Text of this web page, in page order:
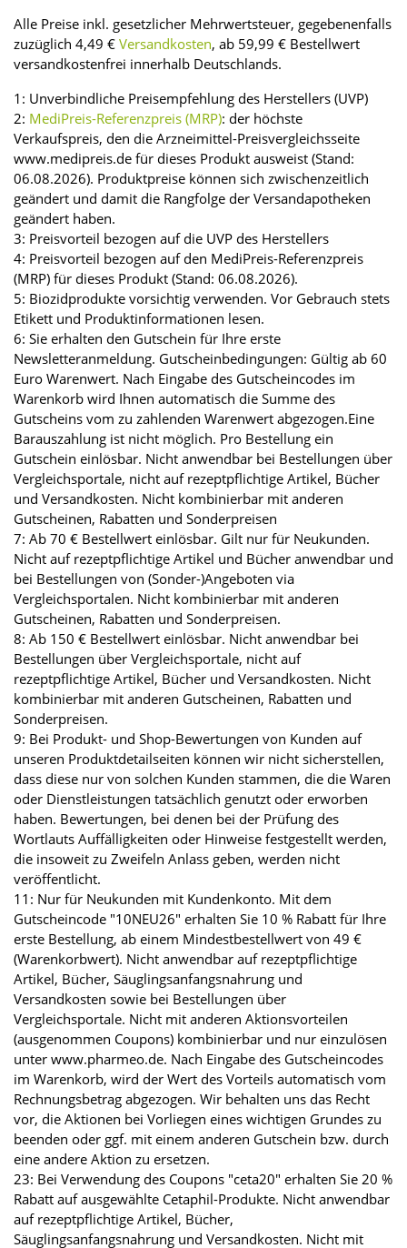
Alle Preise inkl. gesetzlicher Mehrwertsteuer, gegebenenfalls
zuzüglich 4,49 € Versandkosten, ab 59,99 € Bestellwert
versandkostenfrei innerhalb Deutschlands.
1: Unverbindliche Preisempfehlung des Herstellers (UVP)
2: MediPreis-Referenzpreis (MRP): der höchste
Verkaufspreis, den die Arzneimittel-Preisvergleichsseite
www.medipreis.de für dieses Produkt ausweist (Stand:
06.08.2026). Produktpreise können sich zwischenzeitlich
geändert und damit die Rangfolge der Versandapotheken
geändert haben.
3: Preisvorteil bezogen auf die UVP des Herstellers
4: Preisvorteil bezogen auf den MediPreis-Referenzpreis
(MRP) für dieses Produkt (Stand: 06.08.2026).
5: Biozidprodukte vorsichtig verwenden. Vor Gebrauch stets
Etikett und Produktinformationen lesen.
6: Sie erhalten den Gutschein für Ihre erste
Newsletteranmeldung. Gutscheinbedingungen: Gültig ab 60
Euro Warenwert. Nach Eingabe des Gutscheincodes im
Warenkorb wird Ihnen automatisch die Summe des
Gutscheins vom zu zahlenden Warenwert abgezogen.Eine
Barauszahlung ist nicht möglich. Pro Bestellung ein
Gutschein einlösbar. Nicht anwendbar bei Bestellungen über
Vergleichsportale, nicht auf rezeptpflichtige Artikel, Bücher
und Versandkosten. Nicht kombinierbar mit anderen
Gutscheinen, Rabatten und Sonderpreisen
7: Ab 70 € Bestellwert einlösbar. Gilt nur für Neukunden.
Nicht auf rezeptpflichtige Artikel und Bücher anwendbar und
bei Bestellungen von (Sonder-)Angeboten via
Vergleichsportalen. Nicht kombinierbar mit anderen
Gutscheinen, Rabatten und Sonderpreisen.
8: Ab 150 € Bestellwert einlösbar. Nicht anwendbar bei
Bestellungen über Vergleichsportale, nicht auf
rezeptpflichtige Artikel, Bücher und Versandkosten. Nicht
kombinierbar mit anderen Gutscheinen, Rabatten und
Sonderpreisen.
9: Bei Produkt- und Shop-Bewertungen von Kunden auf
unseren Produktdetailseiten können wir nicht sicherstellen,
dass diese nur von solchen Kunden stammen, die die Waren
oder Dienstleistungen tatsächlich genutzt oder erworben
haben. Bewertungen, bei denen bei der Prüfung des
Wortlauts Auffälligkeiten oder Hinweise festgestellt werden,
die insoweit zu Zweifeln Anlass geben, werden nicht
veröffentlicht.
11: Nur für Neukunden mit Kundenkonto. Mit dem
Gutscheincode "10NEU26" erhalten Sie 10 % Rabatt für Ihre
erste Bestellung, ab einem Mindestbestellwert von 49 €
(Warenkorbwert). Nicht anwendbar auf rezeptpflichtige
Artikel, Bücher, Säuglingsanfangsnahrung und
Versandkosten sowie bei Bestellungen über
Vergleichsportale. Nicht mit anderen Aktionsvorteilen
(ausgenommen Coupons) kombinierbar und nur einzulösen
unter www.pharmeo.de. Nach Eingabe des Gutscheincodes
im Warenkorb, wird der Wert des Vorteils automatisch vom
Rechnungsbetrag abgezogen. Wir behalten uns das Recht
vor, die Aktionen bei Vorliegen eines wichtigen Grundes zu
beenden oder ggf. mit einem anderen Gutschein bzw. durch
eine andere Aktion zu ersetzen.
23: Bei Verwendung des Coupons "ceta20" erhalten Sie 20 %
Rabatt auf ausgewählte Cetaphil-Produkte. Nicht anwendbar
auf rezeptpflichtige Artikel, Bücher,
Säuglingsanfangsnahrung und Versandkosten. Nicht mit